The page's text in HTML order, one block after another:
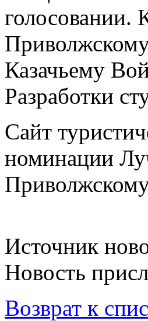
голосовании.
Казачьему
Разработки
Сайт
номинации
Источник
Новость
Возврат к